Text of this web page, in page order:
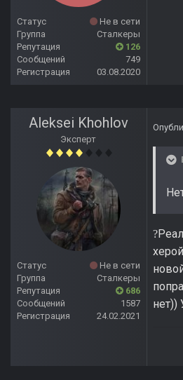
Статус
Не в сети
Группа
Сталкеры
Репутация
126
Сообщений
749
Регистрация
03.08.2020
Aleksei Khohlov
Эксперт
Статус
Не в сети
Группа
Сталкеры
Репутация
686
Сообщений
1587
Регистрация
24.02.2021
?
нет))